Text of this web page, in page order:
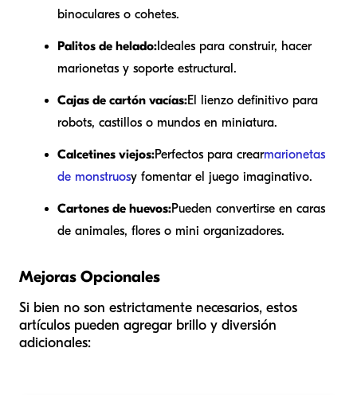
binoculares o cohetes.
Palitos de helado: Ideales para construir, hacer
marionetas y soporte estructural.
Cajas de cartón vacías:El lienzo definitivo para
robots, castillos o mundos en miniatura.
Calcetines viejos:Perfectos para crearmarionetas
de monstruosy fomentar el juego imaginativo.
Cartones de huevos:Pueden convertirse en caras
de animales, flores o mini organizadores.
Mejoras Opcionales
Si bien no son estrictamente necesarios, estos
artículos pueden agregar brillo y diversión
adicionales: